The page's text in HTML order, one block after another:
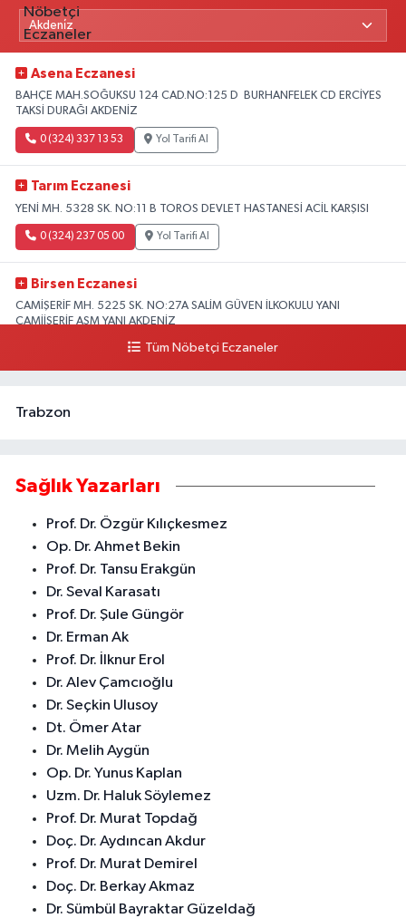
Asena Eczanesi
BAHÇE MAH.SOĞUKSU 124 CAD.NO:125 D BURHANFELEK CD ERCİYES
TAKSİ DURAĞI AKDENİZ
0 (324) 337 13 53 Yol Tarifi Al
Tarım Eczanesi
YENİ MH. 5328 SK. NO:11 B TOROS DEVLET HASTANESİ ACİL KARŞISI
0 (324) 237 05 00 Yol Tarifi Al
Birsen Eczanesi
CAMİŞERİF MH. 5225 SK. NO:27A SALİM GÜVEN İLKOKULU YANI
CAMİİŞERİF ASM YANI AKDENİZ
Yol Tarifi Al
Tüm Nöbetçi Eczaneler
Trabzon
Sağlık Yazarları
Prof. Dr. Özgür Kılıçkesmez
Op. Dr. Ahmet Bekin
Prof. Dr. Tansu Erakgün
Dr. Seval Karasatı
Prof. Dr. Şule Güngör
Dr. Erman Ak
Prof. Dr. İlknur Erol
Dr. Alev Çamcıoğlu
Dr. Seçkin Ulusoy
Dt. Ömer Atar
Dr. Melih Aygün
Op. Dr. Yunus Kaplan
Uzm. Dr. Haluk Söylemez
Prof. Dr. Murat Topdağ
Doç. Dr. Aydıncan Akdur
Prof. Dr. Murat Demirel
Doç. Dr. Berkay Akmaz
Dr. Sümbül Bayraktar Güzeldağ